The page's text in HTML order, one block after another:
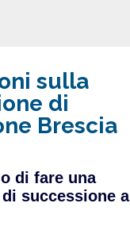
sulla
di
Brescia
di fare una
successione a